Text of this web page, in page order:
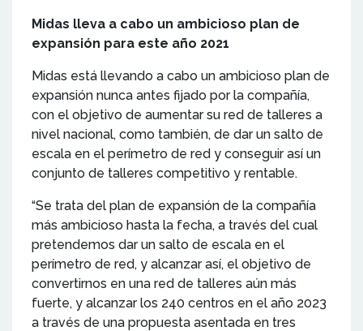
Midas lleva a cabo un ambicioso plan de
expansión para este año 2021
Midas está llevando a cabo un ambicioso plan de
expansión nunca antes fijado por la compañía,
con el objetivo de aumentar su red de talleres a
nivel nacional, como también, de dar un salto de
escala en el perímetro de red y conseguir así un
conjunto de talleres competitivo y rentable.
“Se trata del plan de expansión de la compañía
más ambicioso hasta la fecha, a través del cual
pretendemos dar un salto de escala en el
perímetro de red, y alcanzar así, el objetivo de
convertirnos en una red de talleres aún más
fuerte, y alcanzar los 240 centros en el año 2023
a través de una propuesta asentada en tres